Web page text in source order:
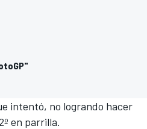
intentó, no logrando hacer
en parrilla.